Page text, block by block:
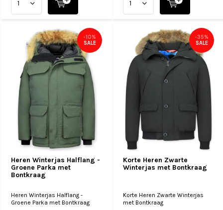
Heren Winterjas Halflang -
Groene Parka met
Bontkraag
-10%
SALE
Heren Winterjas Halflang -
Groene Parka met Bontkraag
Korte Heren Zwarte
Winterjas met Bontkraag
-35%
SALE
Korte Heren Zwarte Winterjas
met Bontkraag